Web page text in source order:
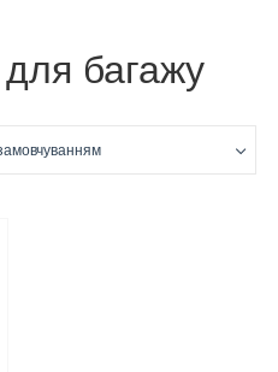
багажу